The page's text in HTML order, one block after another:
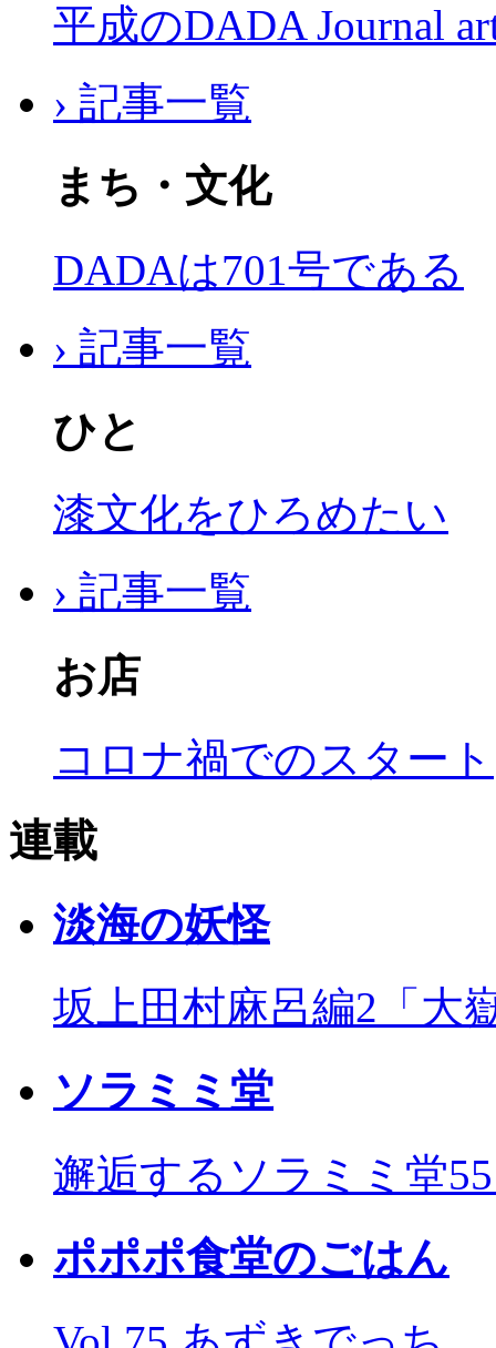
平成のDADA Journal
› 記事一覧
まち・文化
DADAは701号である
› 記事一覧
ひと
漆文化をひろめたい
› 記事一覧
お店
コロナ禍でのスタート
連載
淡海の妖怪
坂上田村麻呂編2「大
ソラミミ堂
邂逅するソラミミ堂
ポポポ食堂のごはん